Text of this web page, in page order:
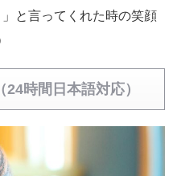
と言ってくれた時の笑顔
時間日本語対応）